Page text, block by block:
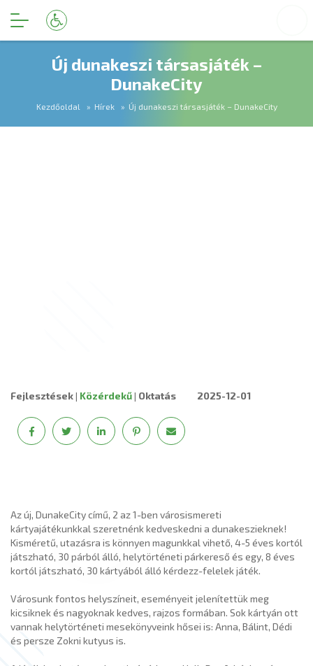
Új dunakeszi társasjáték –
DunakeCity
Kezdőoldal Hírek Új dunakeszi társasjáték – DunakeCity
Fejlesztések| Közérdekű| Oktatás 2025-12-01
Az új, DunakeCity című, 2 az 1-ben városismereti
kártyajátékunkkal szeretnénk kedveskedni a dunakeszieknek!
Kisméretű, utazásra is könnyen magunkkal vihető, 4-5 éves kortól
játszható, 30 párból álló, helytörténeti párkereső és egy, 8 éves
kortól játszható, 30 kártyából álló kérdezz-felelek játék.
Városunk fontos helyszíneit, eseményeit jelenítettük meg
kicsiknek és nagyoknak kedves, rajzos formában. Sok kártyán ott
vannak helytörténeti mesekönyveink hősei is: Anna, Bálint, Dédi
és persze Zokni kutyus is.